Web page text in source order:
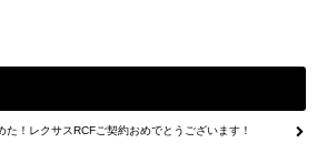
た！レクサスRCFご契約おめでとうございます！